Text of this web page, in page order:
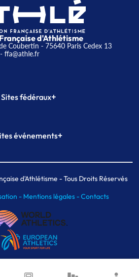
d'Athlétisme
Coubertin - 75640 Paris Cedex 13
ffa@athle.fr
Sites fédéraux+
Formation
événements+
de Paris indoor
Ekiden de Paris
d'Athlétisme - Tous Droits Réservés
- Mentions légales -Contacts